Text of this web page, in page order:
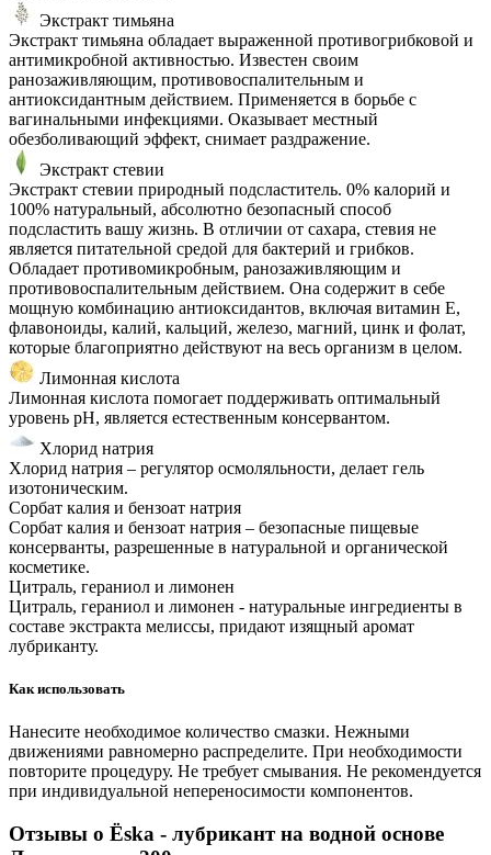
Экстракт тимьяна
Экстракт тимьяна обладает выраженной противогрибковой и
антимикробной активностью. Известен своим
ранозаживляющим, противовоспалительным и
антиоксидантным действием. Применяется в борьбе с
вагинальными инфекциями. Оказывает местный
обезболивающий эффект, снимает раздражение.
Экстракт стевии
Экстракт стевии природный подсластитель. 0% калорий и
100% натуральный, абсолютно безопасный способ
подсластить вашу жизнь. В отличии от сахара, стевия не
является питательной средой для бактерий и грибков.
Обладает противомикробным, ранозаживляющим и
противовоспалительным действием. Она содержит в себе
мощную комбинацию антиоксидантов, включая витамин E,
флавоноиды, калий, кальций, железо, магний, цинк и фолат,
которые благоприятно действуют на весь организм в целом.
Лимонная кислота
Лимонная кислота помогает поддерживать оптимальный
уровень рН, является естественным консервантом.
Хлорид натрия
Хлорид натрия – регулятор осмоляльности, делает гель
изотоническим.
Сорбат калия и бензоат натрия
Сорбат калия и бензоат натрия – безопасные пищевые
консерванты, разрешенные в натуральной и органической
косметике.
Цитраль, гераниол и лимонен
Цитраль, гераниол и лимонен - натуральные ингредиенты в
составе экстракта мелиссы, придают изящный аромат
лубриканту.
Как использовать
Нанесите необходимое количество смазки. Нежными
движениями равномерно распределите. При необходимости
повторите процедуру. Не требует смывания. Не рекомендуется
при индивидуальной непереносимости компонентов.
Отзывы о Ёska - лубрикант на водной основе